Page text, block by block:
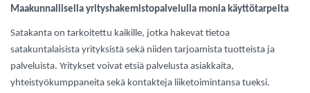
Maakunnallisella yrityshakemistopalvelulla monia käyttötarpeita
Satakanta on tarkoitettu kaikille, jotka hakevat tietoa
satakuntalaisista yrityksistä sekä niiden tarjoamista tuotteista ja
palveluista. Yritykset voivat etsiä palvelusta asiakkaita,
yhteistyökumppaneita sekä kontakteja liiketoimintansa tueksi.